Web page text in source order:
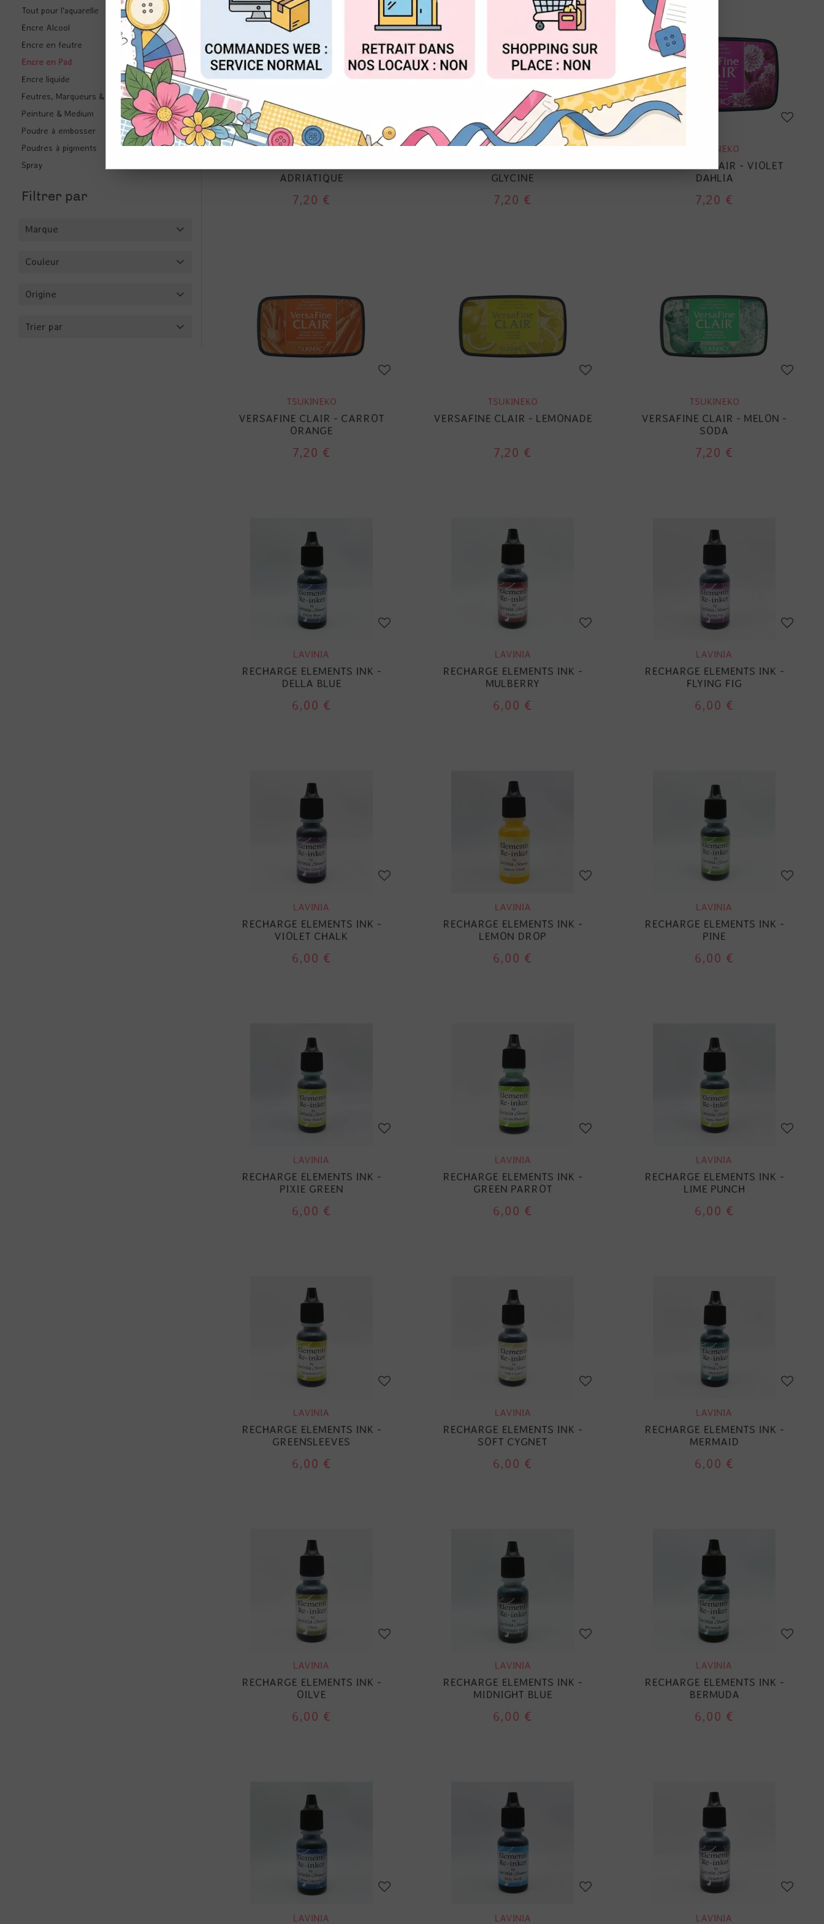
Tout pour l'aquarelle
Encre Alcool
Encre en feutre
Encre en Pad
Encre liquide
Feutres, Marqueurs & Stylo
Peinture & Medium
Poudre à embosser
Poudres à pigments
Spray
Filtrer par
Marque
Couleur
Origine
Trier par
TSUKINEKO
VERSAFINE CLAIR - MER
ADRIATIQUE
7,20 €
TSUKINEKO
VERSAFINE CLAIR - VIOLET
GLYCINE
7,20 €
TSUKINEKO
VERSAFINE CLAIR - VIOLET
DAHLIA
7,20 €
TSUKINEKO
VERSAFINE CLAIR - CARROT
ORANGE
7,20 €
TSUKINEKO
VERSAFINE CLAIR - LEMONADE
7,20 €
TSUKINEKO
VERSAFINE CLAIR - MELON -
SODA
7,20 €
LAVINIA
RECHARGE ELEMENTS INK -
DELLA BLUE
6,00 €
LAVINIA
RECHARGE ELEMENTS INK -
MULBERRY
6,00 €
LAVINIA
RECHARGE ELEMENTS INK -
FLYING FIG
6,00 €
LAVINIA
RECHARGE ELEMENTS INK -
VIOLET CHALK
6,00 €
LAVINIA
RECHARGE ELEMENTS INK -
LEMON DROP
6,00 €
LAVINIA
RECHARGE ELEMENTS INK -
PINE
6,00 €
LAVINIA
RECHARGE ELEMENTS INK -
PIXIE GREEN
6,00 €
LAVINIA
RECHARGE ELEMENTS INK -
GREEN PARROT
6,00 €
LAVINIA
RECHARGE ELEMENTS INK -
LIME PUNCH
6,00 €
LAVINIA
RECHARGE ELEMENTS INK -
GREENSLEEVES
6,00 €
LAVINIA
RECHARGE ELEMENTS INK -
SOFT CYGNET
6,00 €
LAVINIA
RECHARGE ELEMENTS INK -
MERMAID
6,00 €
LAVINIA
RECHARGE ELEMENTS INK -
OILVE
6,00 €
LAVINIA
RECHARGE ELEMENTS INK -
MIDNIGHT BLUE
6,00 €
LAVINIA
RECHARGE ELEMENTS INK -
BERMUDA
6,00 €
LAVINIA LAVINIA LAVINIA
CONFIGURER ACCEPTER TOUT